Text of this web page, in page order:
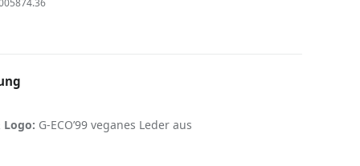
Logo: G-ECO’99 veganes Leder aus